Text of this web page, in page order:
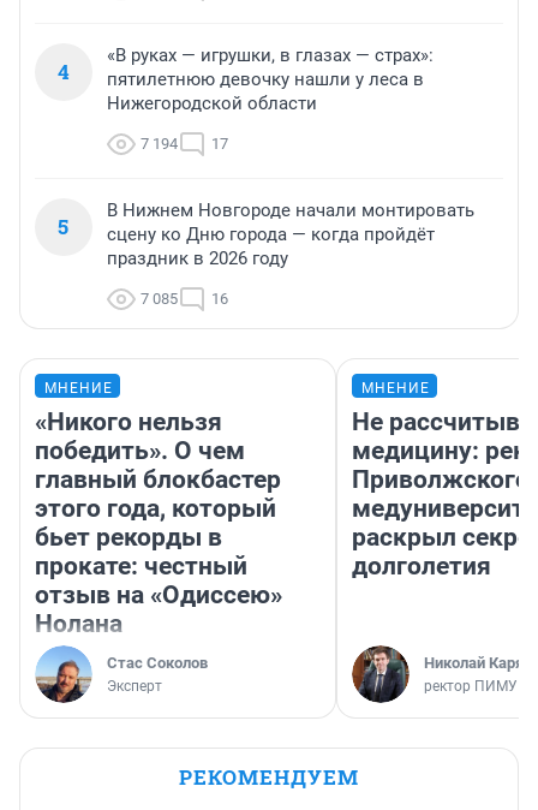
4
«В руках — игрушки, в глазах — страх»:
пятилетнюю девочку нашли у леса в
Нижегородской области
7 194 17
5
В Нижнем Новгороде начали монтировать
сцену ко Дню города — когда пройдёт
праздник в 2026 году
7 085 16
МНЕНИЕ
«Никого нельзя
победить». О чем
главный блокбастер
этого года, который
бьет рекорды в
прокате: честный
отзыв на «Одиссею»
Нолана
Стас Соколов
Эксперт
МНЕНИЕ
Не
медицину:
Приволжского
раскрыл
долголетия
Николай
ректор ПИМУ
РЕКОМЕНДУЕМ